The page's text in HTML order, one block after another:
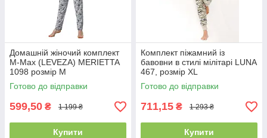
Домашній жіночий комплект
M-Max (LEVEZA) MERIETTA
1098 розмір М
Готово до відправки
599,50 ₴ 1 199 ₴
Купити
Комплект піжамний із
бавовни в стилі мілітарі LUNA
467, розмір XL
Готово до відправки
711,15 ₴ 1 293 ₴
Купити